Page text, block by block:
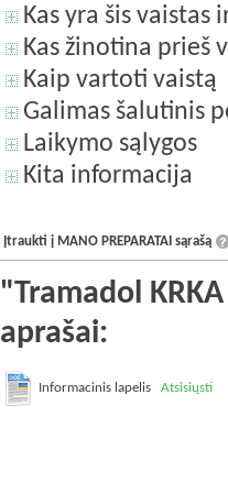
Kas yra šis vaistas
Kas žinotina prieš
Kaip vartoti vaistą
Galimas šalutinis
Laikymo sąlygos
Kita informacija
Įtraukti į MANO PREPARATAI sąrašą
"Tramadol
aprašai:
Informacinis lapelisAtsisiųsti